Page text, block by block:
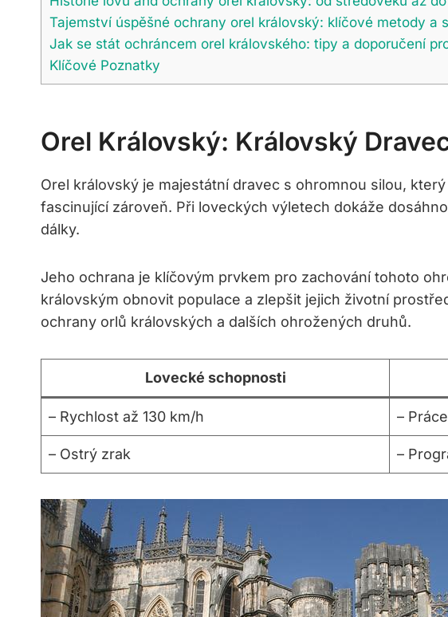
Tajemství úspěšné ochrany orel královský: klíčové metody a
Jak se stát ochráncem orel královského: tipy a doporučení
Klíčové Poznatky
Orel Královský: Královský
Orel královský je majestátní dravec s ohromnou silou,
fascinující zároveň. Při loveckých výletech dokáže
dálky.
Jeho ochrana je klíčovým prvkem pro zachování tohoto
královským obnovit populace a zlepšit jejich životní
ochrany orlů královských a dalších ohrožených druhů.
Lovecké schopnosti
– Rychlost až 130 km/h –
– Ostrý zrak –